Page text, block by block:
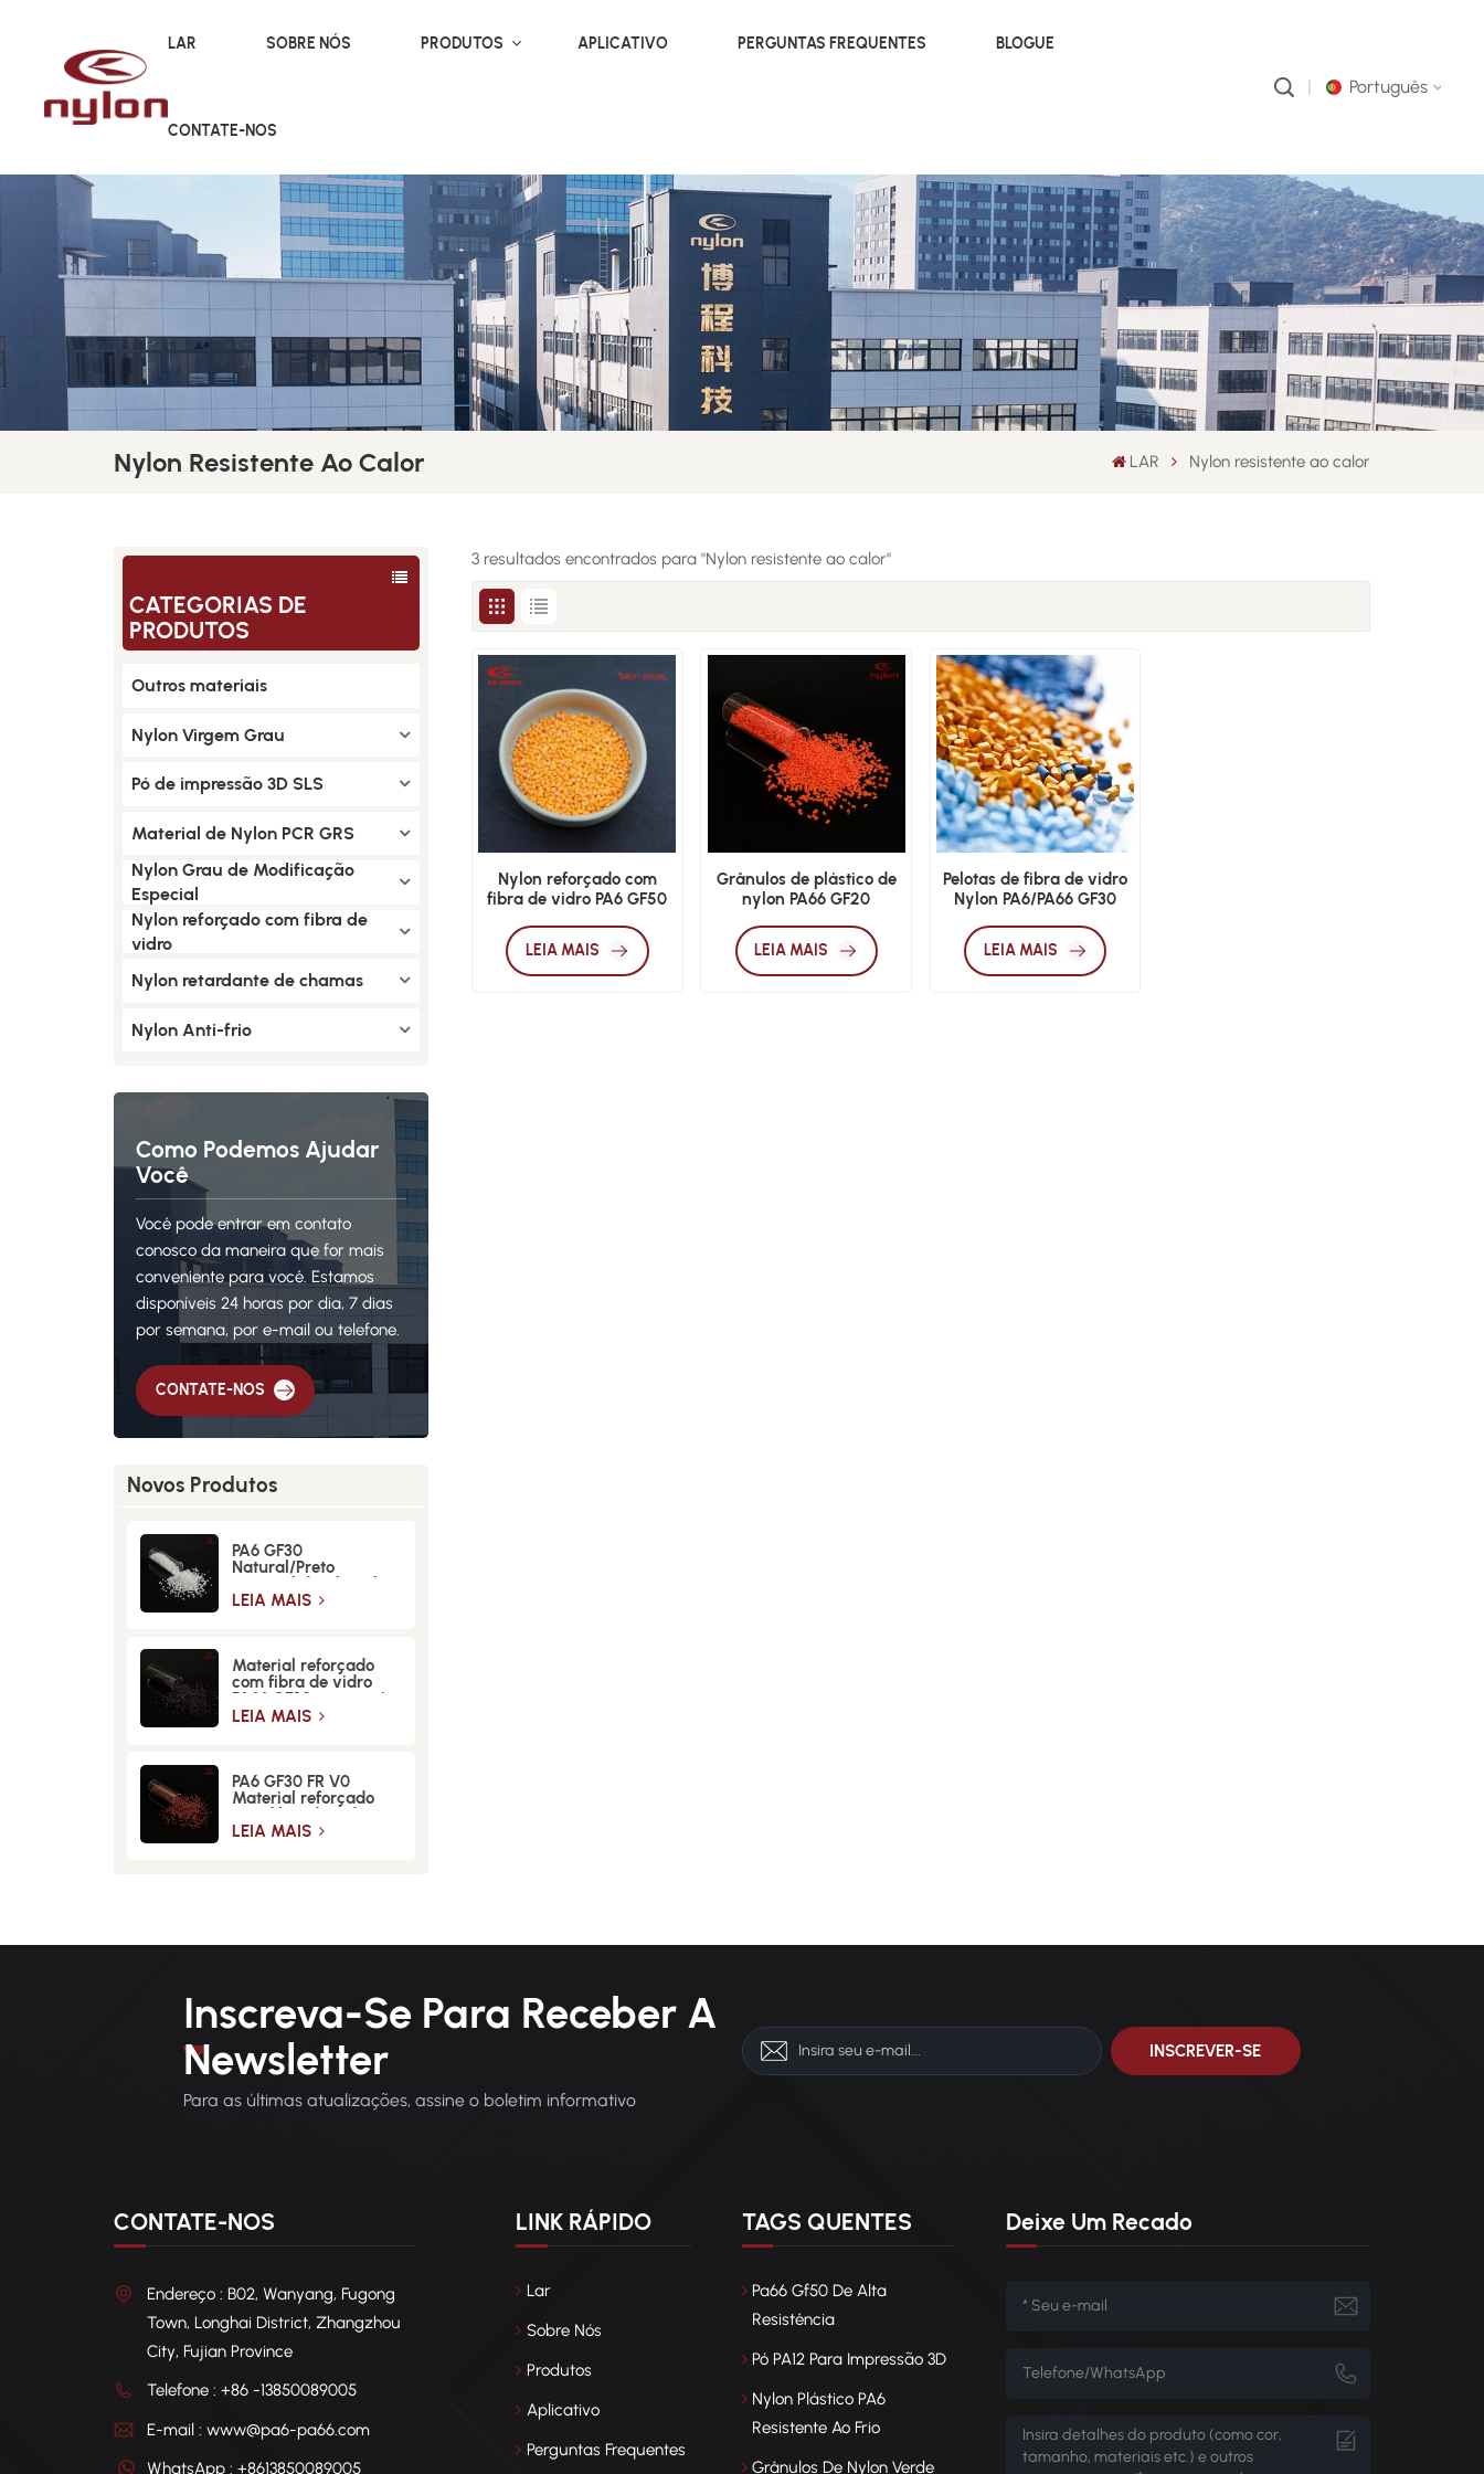
LAR SOBRE NÓS PRODUTOS APLICATIVO PERGUNTAS FREQUENTES BLOGUE
CONTATE-NOS
Português
English
русский
português
العربية
中文
Nylon Resistente Ao Calor LAR Nylon resistente ao calor
CATEGORIAS DE
PRODUTOS
Outros materiais
Nylon Virgem Grau
Pó de impressão 3D SLS
Material de Nylon PCR GRS
Nylon Grau de Modificação
Especial
Nylon reforçado com fibra de
vidro
Nylon retardante de chamas
Nylon Anti-frio
Como Podemos Ajudar
Você
Você pode entrar em contato
conosco da maneira que for mais
conveniente para você. Estamos
disponíveis 24 horas por dia, 7 dias
por semana, por e-mail ou telefone.
CONTATE-NOS
Novos Produtos
PA6 GF30
Natural/Preto
Material de Fibra de
Vidro de Alta
LEIA MAIS
Material reforçado
com fibra de vidro
PA66 GF30 para maior
resistência e
LEIA MAIS
PA6 GF30 FR V0
Material reforçado
com fibra de vidro
retardante de chamas
LEIA MAIS
3 resultados encontrados para "Nylon resistente ao calor"
Nylon reforçado com
fibra de vidro PA6 GF50
LEIA MAIS
Grânulos de plástico de
nylon PA66 GF20
fibra de vidro
LEIA MAIS
Pelotas de fibra de vidro
Nylon PA6/PA66 GF30
LEIA MAIS
Inscreva-Se Para Receber A
Newsletter
Para as últimas atualizações, assine o boletim informativo
CONTATE-NOS
Endereço : B02, Wanyang, Fugong
Town, Longhai District, Zhangzhou
City, Fujian Province
Telefone : +86 -13850089005
E-mail : www@pa6-pa66.com
WhatsApp : +8613850089005
LINK RÁPIDO
Lar
Sobre Nós
Produtos
Aplicativo
Perguntas Frequentes
TAGS QUENTES
Pa66 Gf50 De Alta
Resistência
Pó PA12 Para Impressão 3D
Nylon Plástico PA6
Resistente Ao Frio
Grânulos De Nylon Verde
Deixe Um Recado